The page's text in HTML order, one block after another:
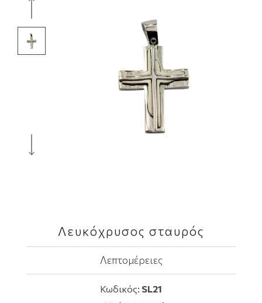
Λευκόχρυσος σταυρός
Λεπτομέρειες
Κωδικός: SL21